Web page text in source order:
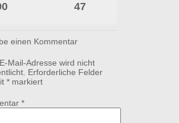
47
einen Kommentar
Mail-Adresse wird nicht
Erforderliche Felder
* markiert
*